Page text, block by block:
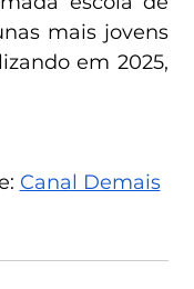
mais jovens
em 2025,
Canal Demais